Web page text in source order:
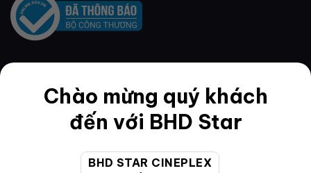
Chào mừng quý khách
đến với BHD Star
BHD STAR CINEPLEX
QUY ĐỊNH & ĐIỀU KHOẢN